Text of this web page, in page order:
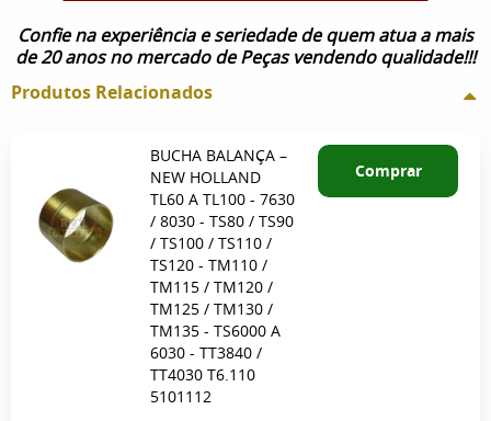
Confie na experiência e seriedade de quem atua a mais
de 20 anos no mercado de Peças vendendo qualidade!!!
Produtos Relacionados
BUCHA BALANÇA –
NEW HOLLAND
TL60 A TL100 - 7630
/ 8030 - TS80 / TS90
/ TS100 / TS110 /
TS120 - TM110 /
TM115 / TM120 /
TM125 / TM130 /
TM135 - TS6000 A
6030 - TT3840 /
TT4030 T6.110
5101112
Comprar